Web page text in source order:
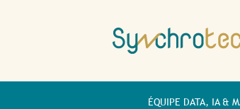
ÉQUIPE DATA, IA &